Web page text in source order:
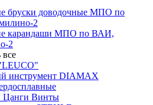
бруски доводочные МПО по
2
карандаши МПО по ВАИ,
2
все
инструмент DIAMAX
Цанги Винты